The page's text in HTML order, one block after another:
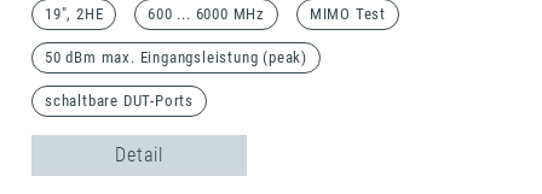
19", 2HE 600 ... 6000 MHz MIMO Test
50 dBm max. Eingangsleistung (peak)
schaltbare DUT-Ports
Detail